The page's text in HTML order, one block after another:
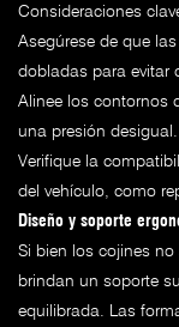
Consideraciones
Asegúrese de que
dobladas para evitar
Alinee los contornos
una presión desigual.
Verifique la
del vehículo, como
Diseño y soporte
Si bien los cojines
brindan un soporte
equilibrada. Las